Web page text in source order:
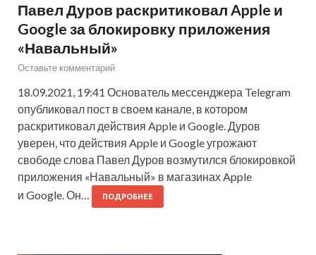
Павел Дуров раскритиковал Apple и
Google за блокировку приложения
«Навальный»
Оставьте комментарий
18.09.2021, 19:41 Основатель мессенджера Telegram
опубликовал пост в своем канале, в котором
раскритиковал действия Apple и Google. Дуров
уверен, что действия Apple и Google угрожают
свободе слова Павел Дуров возмутился блокировкой
приложения «Навальный» в магазинах Apple
и Google. Он…
ПОДРОБНЕЕ